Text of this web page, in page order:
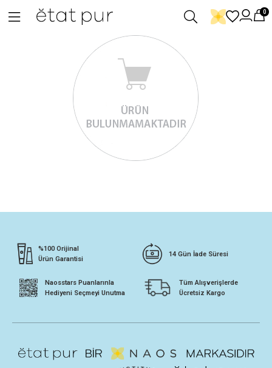
0
%100 Orijinal
Ürün Garantisi
14 Gün İade Süresi
Naosstars Puanlarınla
Hediyeni Seçmeyi Unutma
Tüm Alışverişlerde
Ücretsiz Kargo